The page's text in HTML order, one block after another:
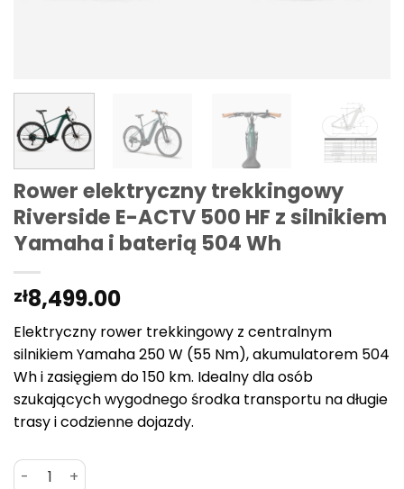
Rower elektryczny trekkingowy
Riverside E-ACTV 500 HF z silnikiem
Yamaha i baterią 504 Wh
zł8,499.00
Elektryczny rower trekkingowy z centralnym
silnikiem Yamaha 250 W (55 Nm), akumulatorem 504
Wh i zasięgiem do 150 km. Idealny dla osób
szukających wygodnego środka transportu na długie
trasy i codzienne dojazdy.
ilość Rower elektryczny trekkingowy Riverside E-ACTV